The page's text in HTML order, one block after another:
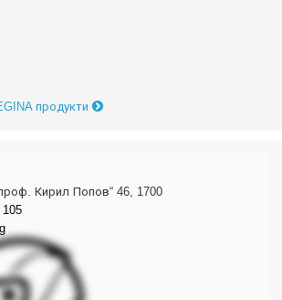
продукти
Кирил Попов“ 46, 1700
105